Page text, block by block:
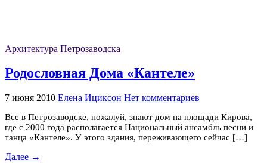
Архитектура Петрозаводска
Родословная Дома «Кантеле»
7 июня 2010 Елена Ициксон Нет комментариев
Все в Петрозаводске, пожалуй, знают дом на площади Кирова,
где с 2000 года располагается Национальный ансамбль песни и
танца «Кантеле». У этого здания, переживающего сейчас […]
Далее →